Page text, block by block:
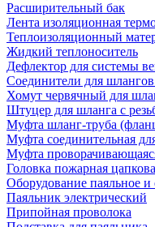
Расширительный бак
Лента изоляционная
Теплоизоляционный
Жидкий теплоноситель
Дефлектор для системы
Соединители для
Хомут червячный для
Штуцер для шланга с
Муфта шланг-труба
Муфта соединительная
Муфта
Головка пожарная
Оборудование паяльное и
Паяльник электрический
Припойная проволока